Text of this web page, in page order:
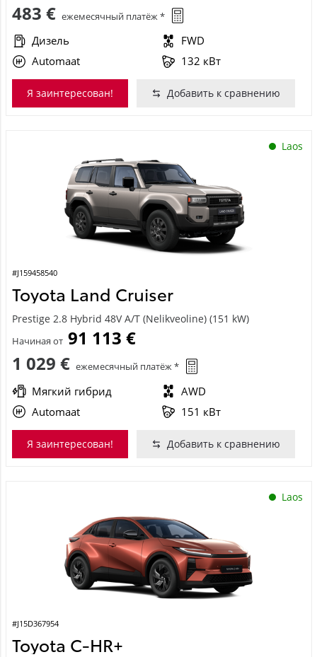
483 € ежемесячный платёж *
Дизель
FWD
Automaat
132 кВт
Я заинтересован! Добавить к сравнению
Laos
#J159458540
Toyota Land Cruiser
Prestige 2.8 Hybrid 48V A/T (Nelikveoline) (151 kW)
Начиная от 91 113 €
1 029 € ежемесячный платёж *
Мягкий гибрид
AWD
Automaat
151 кВт
Я заинтересован! Добавить к сравнению
Laos
#J15D367954
Toyota C-HR+